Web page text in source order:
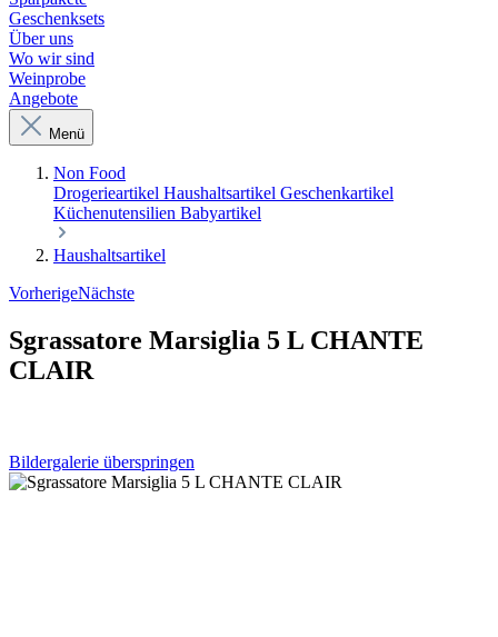
Geschenksets
Über uns
Wo wir sind
Weinprobe
Angebote
Menü
Non Food
Drogerieartikel Haushaltsartikel Geschenkartikel
Küchenutensilien Babyartikel
Haushaltsartikel
VorherigeNächste
Sgrassatore Marsiglia 5 L CHANTE
CLAIR
Bildergalerie überspringen